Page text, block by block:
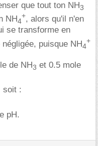
que tout ton NH3
NH4
+, alors qu'il n'en
se transforme en
puisque NH4
+
de NH3 et 0.5 mole
soit :
pH.